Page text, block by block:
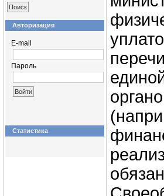
Авторизация
E-mail
Пароль
Статистика